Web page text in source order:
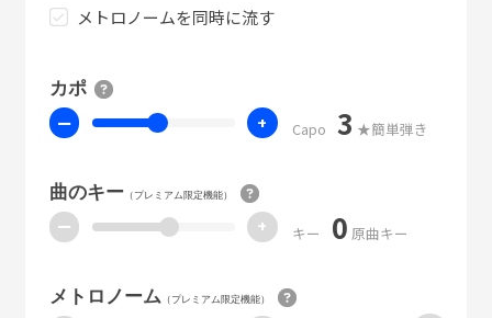
メトロノームを同時に流す
カポ
ー + Capo 3 ★簡単弾き
曲のキー（プレミアム限定機能）
ー + キー 0 原曲キー
メトロノーム （プレミアム限定機能）